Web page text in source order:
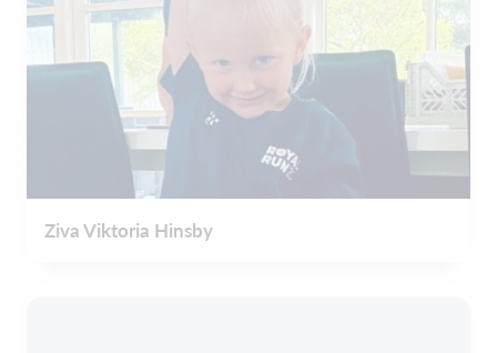
Ziva Viktoria Hinsby